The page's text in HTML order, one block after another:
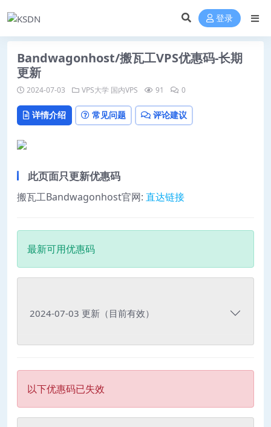
登录
Bandwagonhost/搬瓦工VPS优惠码-长期
更新
2024-07-03 VPS大学 国内VPS 91 0
详情介绍 常见问题 评论建议
此页面只更新优惠码
搬瓦工Bandwagonhost官网: 直达链接
最新可用优惠码
2024-07-03 更新（目前有效）
以下优惠码已失效